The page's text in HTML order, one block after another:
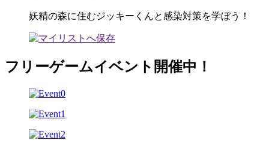
妖精の森に住むジッキーくんと感染対策を学ぼう！
フリーゲームイベント開催中！